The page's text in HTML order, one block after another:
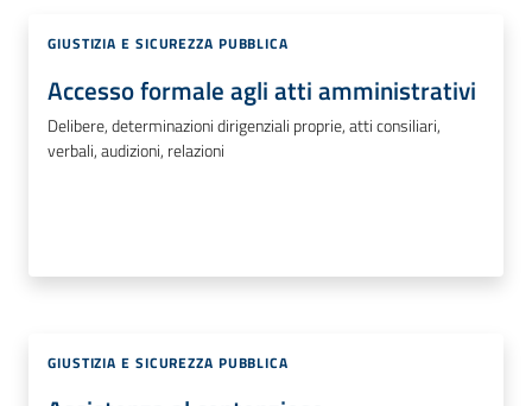
GIUSTIZIA E SICUREZZA PUBBLICA
Accesso formale agli atti amministrativi
Delibere, determinazioni dirigenziali proprie, atti consiliari,
verbali, audizioni, relazioni
GIUSTIZIA E SICUREZZA PUBBLICA